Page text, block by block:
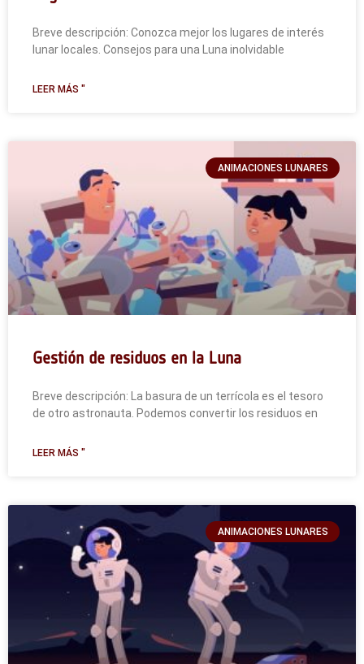
Breve descripción: Conozca mejor los lugares de interés
lunar locales. Consejos para una Luna inolvidable
LEER MÁS "
ANIMACIONES LUNARES
Gestión de residuos en la Luna
Breve descripción: La basura de un terrícola es el tesoro
de otro astronauta. Podemos convertir los residuos en
LEER MÁS "
ANIMACIONES LUNARES